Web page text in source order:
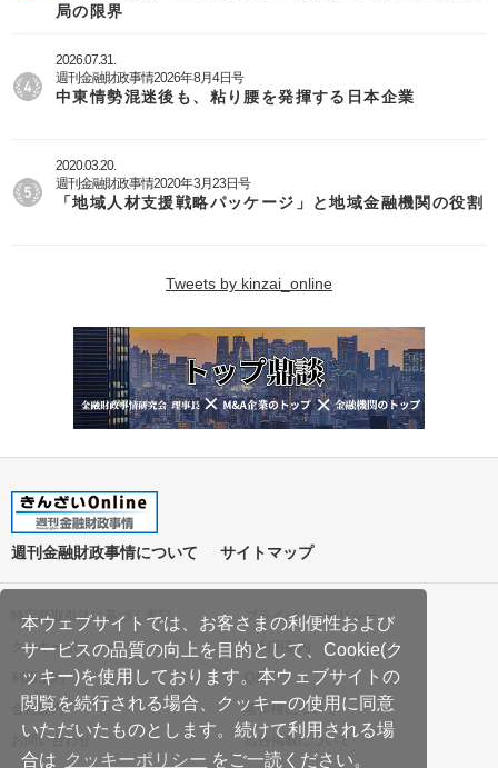
本ウェブサイトでは、お客さまの利便性および
サービスの品質の向上を目的として、Cookie(ク
ッキー)を使用しております。本ウェブサイトの
閲覧を続行される場合、クッキーの使用に同意
いただいたものとします。続けて利用される場
合は クッキーポリシー をご一読ください。
局の限界
2026.07.31.
週刊金融財政事情2026年8月4日号
中東情勢混迷後も、粘り腰を発揮する日本企業
2020.03.20.
週刊金融財政事情2020年3月23日号
「地域人材支援戦略パッケージ」と地域金融機関の役割
Tweets by kinzai_online
週刊金融財政事情について サイトマップ
特定商取引法に基づく表記
プライバシーポリシー
クッキーポリシー
ご利用案内
利用規約
Q&A
会社案内
著作権について
お問い合わせ
広告掲載について